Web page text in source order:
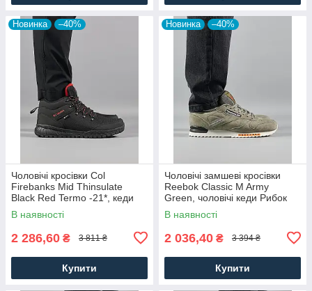
Новинка –40%
Чоловічі кросівки Col
Firebanks Mid Thinsulate
Black Red Termo -21*, кеди
водонепрон. текстиль.
Чоловіче взуття
В наявності
2 286,60 ₴ 3 811 ₴
Купити
Новинка –40%
Чоловічі замшеві кросівки
Reebok Classic M Army
Green, чоловічі кеди Рибок
замша хакі. Чоловіче взуття
В наявності
2 036,40 ₴ 3 394 ₴
Купити